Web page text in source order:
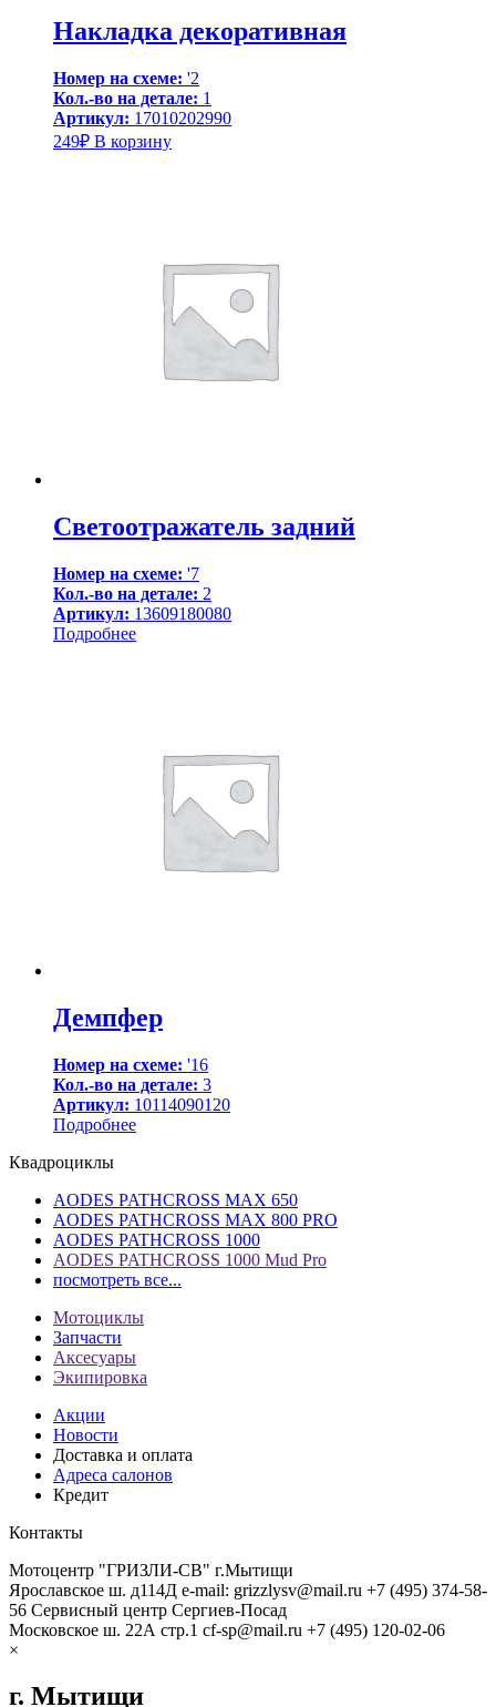
Накладка декоративная
Номер на схеме: '2
Кол.-во на детале: 1
Артикул: 17010202990
249₽ В корзину
Светоотражатель задний
Номер на схеме: '7
Кол.-во на детале: 2
Артикул: 13609180080
Подробнее
Демпфер
Номер на схеме: '16
Кол.-во на детале: 3
Артикул: 10114090120
Подробнее
Квадроциклы
AODES PATHCROSS MAX 650
AODES PATHCROSS MAX 800 PRO
AODES PATHCROSS 1000
AODES PATHCROSS 1000 Mud Pro
посмотреть все...
Мотоциклы
Запчасти
Аксесуары
Экипировка
Акции
Новости
Доставка и оплата
Адреса салонов
Кредит
Контакты
Мотоцентр "ГРИЗЛИ-СВ" г.Мытищи
Ярославское ш. д114Д e-mail: grizzlysv@mail.ru +7 (495) 374-58-
56 Сервисный центр Сергиев-Посад
Московское ш. 22А стр.1 cf-sp@mail.ru +7 (495) 120-02-06
×
г. Мытищи